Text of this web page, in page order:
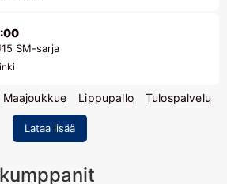
SM-sarja
Maajoukkue Lippupallo Tulospalvelu
Lataa lisää